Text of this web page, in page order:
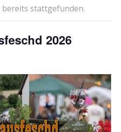
stattgefunden.
2026